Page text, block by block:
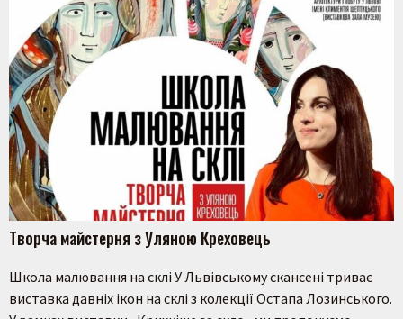
Пошук на сайті
Творча майстерня з Уляною Креховець
Школа малювання на склі У Львівському скансені триває
виставка давніх ікон на склі з колекції Остапа Лозинського.